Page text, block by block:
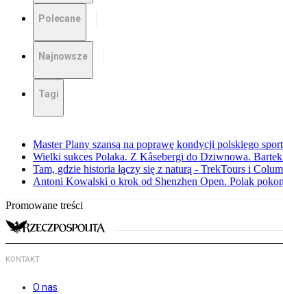
Polecane
Najnowsze
Tagi
Master Plany szansą na poprawę kondycji polskiego
Wielki sukces Polaka. Z Kåsebergi do Dziwnowa.
Tam, gdzie historia łączy się z naturą - TrekTours i
Antoni Kowalski o krok od Shenzhen Open. Polak
Promowane treści
KONTAKT
O nas